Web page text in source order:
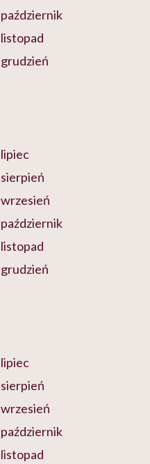
październik
listopad
grudzień
lipiec
sierpień
wrzesień
październik
listopad
grudzień
lipiec
sierpień
wrzesień
październik
listopad